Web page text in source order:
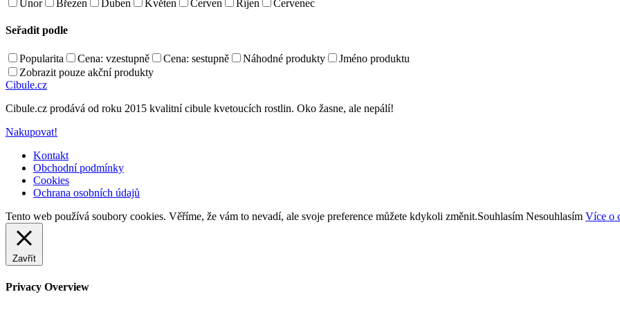
Únor Březen Duben Květen Červen Říjen Červenec
Seřadit podle
Popularita Cena: vzestupně Cena: sestupně Náhodné produkty
Jméno produktu
Zobrazit pouze akční produkty
Cibule.cz
Cibule.cz prodává od roku 2015 kvalitní cibule kvetoucích rostlin. Oko žasne, ale nepálí!
Nakupovat!
Kontakt
Obchodní podmínky
Cookies
Ochrana osobních údajů
Back
to
top
Tento web používá soubory cookies. Věříme, že vám to nevadí, ale svoje preference můžete kdykoli změnit.Souhlasím Nesouhlasím Více o
Zavřít
Privacy Overview